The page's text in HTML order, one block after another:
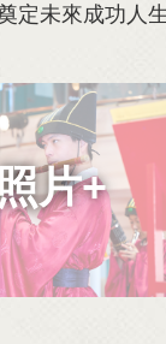
定未來成功人
片+